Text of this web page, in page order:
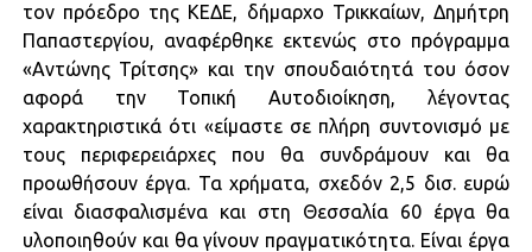
τον πρόεδρο της ΚΕΔΕ, δήμαρχο Τρικκαίων, Δημήτρη
Παπαστεργίου, αναφέρθηκε εκτενώς στο πρόγραμμα
«Αντώνης Τρίτσης» και την σπουδαιότητά του όσον
αφορά την Τοπική Αυτοδιοίκηση, λέγοντας
χαρακτηριστικά ότι «είμαστε σε πλήρη συντονισμό με
τους περιφερειάρχες που θα συνδράμουν και θα
προωθήσουν έργα. Τα χρήματα, σχεδόν 2,5 δισ. ευρώ
είναι διασφαλισμένα και στη Θεσσαλία 60 έργα θα
υλοποιηθούν και θα γίνουν πραγματικότητα. Είναι έργα